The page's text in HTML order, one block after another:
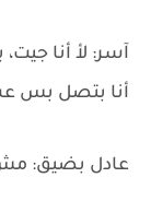
آسر: لأ أنا
أنا بتصل بس
عادل بضيق: مش